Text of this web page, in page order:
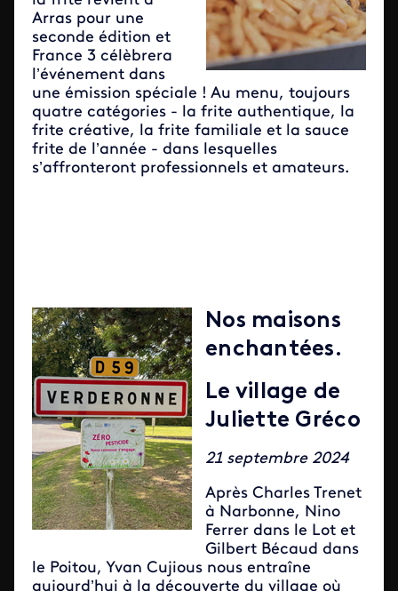
Arras pour une
seconde édition et
France 3 célèbrera
l’événement dans
une émission spéciale ! Au menu, toujours
quatre catégories - la frite authentique, la
frite créative, la frite familiale et la sauce
frite de l’année - dans lesquelles
s’affronteront professionnels et amateurs.
Nos maisons
enchantées.
Le village de
Juliette Gréco
21 septembre 2024
Après Charles Trenet
à Narbonne, Nino
Ferrer dans le Lot et
Gilbert Bécaud dans
le Poitou, Yvan Cujious nous entraîne
aujourd’hui à la découverte du village où